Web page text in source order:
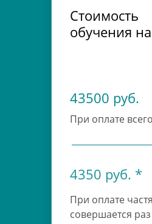
43500 руб.
Стоимость
обучения
4350 руб. *
При оплате
совершается
При оплате